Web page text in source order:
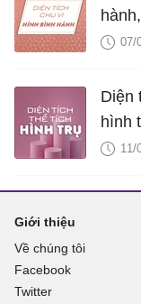
07/
Diện
hình
11/
Giới thiệu
Về chúng tôi
Facebook
Twitter